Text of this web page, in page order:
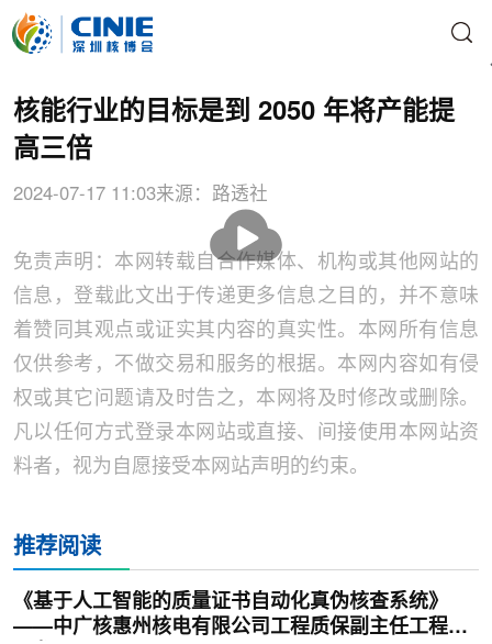
核能行业的目标是到 2050 年将产能提
高三倍
2024-07-17 11:03来源：路透社
放
免责声明：本网转载自合作媒体、机构或其他网站的
信息，登载此文出于传递更多信息之目的，并不意味
着赞同其观点或证实其内容的真实性。本网所有信息
仅供参考，不做交易和服务的根据。本网内容如有侵
权或其它问题请及时告之，本网将及时修改或删除。
凡以任何方式登录本网站或直接、间接使用本网站资
料者，视为自愿接受本网站声明的约束。
推荐阅读
《基于人工智能的质量证书自动化真伪核查系统》
——中广核惠州核电有限公司工程质保副主任工程师